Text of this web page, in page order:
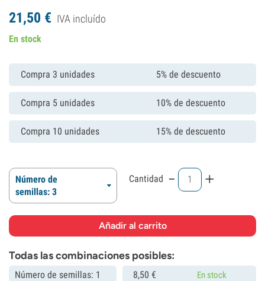
21,50 € IVA incluído
En stock
Compra 3 unidades 5% de descuento
Compra 5 unidades 10% de descuento
Compra 10 unidades 15% de descuento
Número de
semillas: 3
Cantidad - +
Todas las combinaciones posibles:
Número de semillas: 1 8,50 € En stock